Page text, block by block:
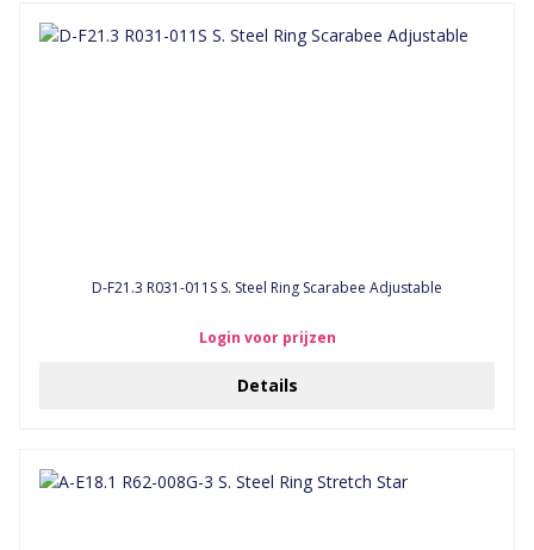
D-F21.3 R031-011S S. Steel Ring Scarabee Adjustable
Login voor prijzen
Details